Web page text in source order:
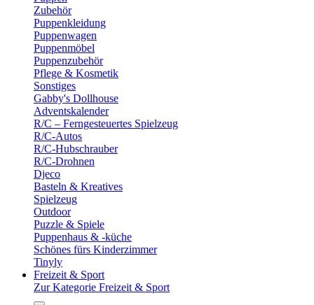
Zubehör
Puppenkleidung
Puppenwagen
Puppenmöbel
Puppenzubehör
Pflege & Kosmetik
Sonstiges
Gabby's Dollhouse
Adventskalender
R/C – Ferngesteuertes Spielzeug
R/C-Autos
R/C-Hubschrauber
R/C-Drohnen
Djeco
Basteln & Kreatives
Spielzeug
Outdoor
Puzzle & Spiele
Puppenhaus & -küche
Schönes fürs Kinderzimmer
Tinyly
Freizeit & Sport
Zur Kategorie Freizeit & Sport